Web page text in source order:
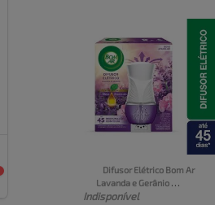
Difusor Elétrico Bom Ar
Lavanda e Gerânio
Aparelho + Refil 16ml
Indisponível